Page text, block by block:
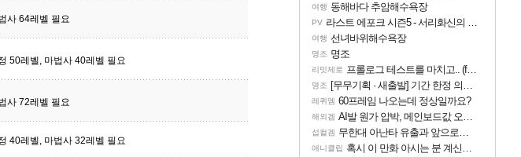
사 64레벨 필요
50레벨, 마법사 40레벨 필요
사 72레벨 필요
40레벨, 마법사 32레벨 필요
여행 동해바다 추암해수욕장
PV 라스트 에포크 시즌5 - 서리화신의 분노 티저
여행 선녀바위해수욕장
명조 명조
리밋제로 프롤로그 테스트를 마치고.. (feat. 리아)
명조 [무무기획 · 새출발] 기간 한정 의뢰 이벤트
레퀴엠 60프레임 나오는데 정상일까요?
해외겜 AI발 원가 압박, 메인보드값 오르나
섭컬겜 무한대 아난타 유출과 앞으로의 예상 (루머)
애니클립 혹시 이 만화 아시는 분 계신가요